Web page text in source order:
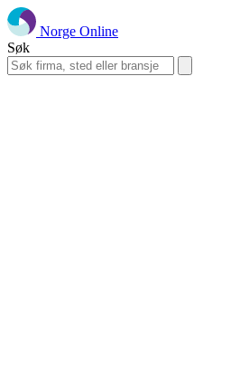
Norge Online
Søk